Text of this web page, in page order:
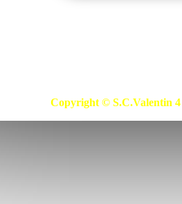
Copyright © S.C.Valentin